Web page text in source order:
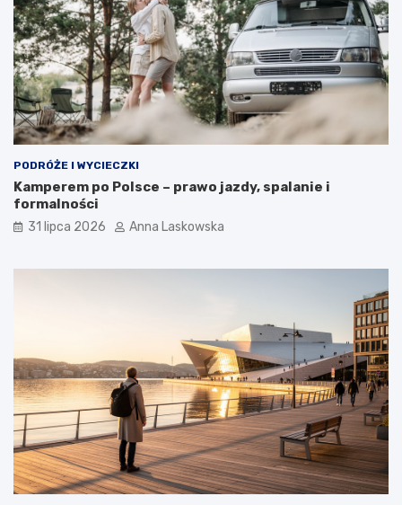
PODRÓŻE I WYCIECZKI
Kamperem po Polsce – prawo jazdy, spalanie i
formalności
31 lipca 2026 Anna Laskowska